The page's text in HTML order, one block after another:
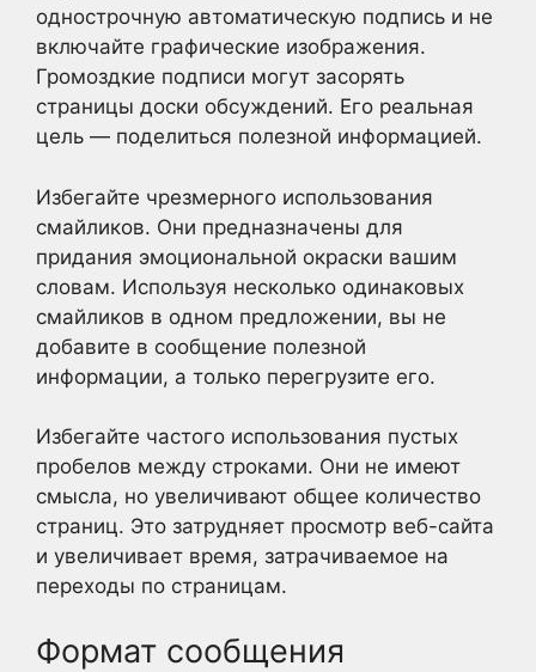
однострочную автоматическую подпись и не
включайте графические изображения.
Громоздкие подписи могут засорять
страницы доски обсуждений. Его реальная
цель — поделиться полезной информацией.
Избегайте чрезмерного использования
смайликов. Они предназначены для
придания эмоциональной окраски вашим
словам. Используя несколько одинаковых
смайликов в одном предложении, вы не
добавите в сообщение полезной
информации, а только перегрузите его.
Избегайте частого использования пустых
пробелов между строками. Они не имеют
смысла, но увеличивают общее количество
страниц. Это затрудняет просмотр веб-сайта
и увеличивает время, затрачиваемое на
переходы по страницам.
Формат сообщения